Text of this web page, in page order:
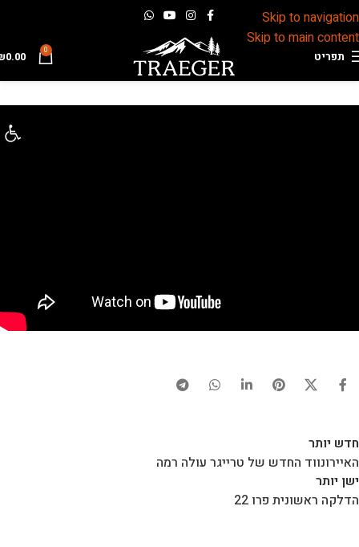
Skip to navigation
Skip to main content
תפריט 0
0.00
חדש יותר
האיירונווד החדש של טרייגר עולה רמה
ישן יותר
הדלקה ראשונית פרו 22